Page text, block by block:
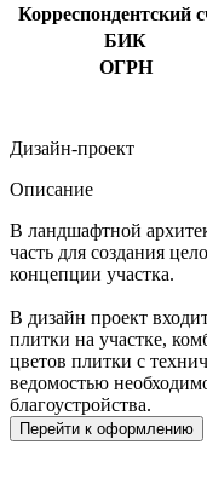
Корреспондентский
БИК
ОГРН
Дизайн-проект
Описание
В ландшафтной
часть для создания
концепции участка.
В дизайн проект
плитки на участке,
цветов плитки с
ведомостью
благоустройства.
Перейти к оформлению